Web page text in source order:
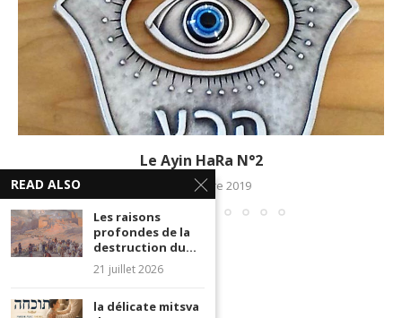
Le Ayin HaRa N°2
28 novembre 2019
READ ALSO
Les raisons
profondes de la
destruction du...
21 juillet 2026
la délicate mitsva